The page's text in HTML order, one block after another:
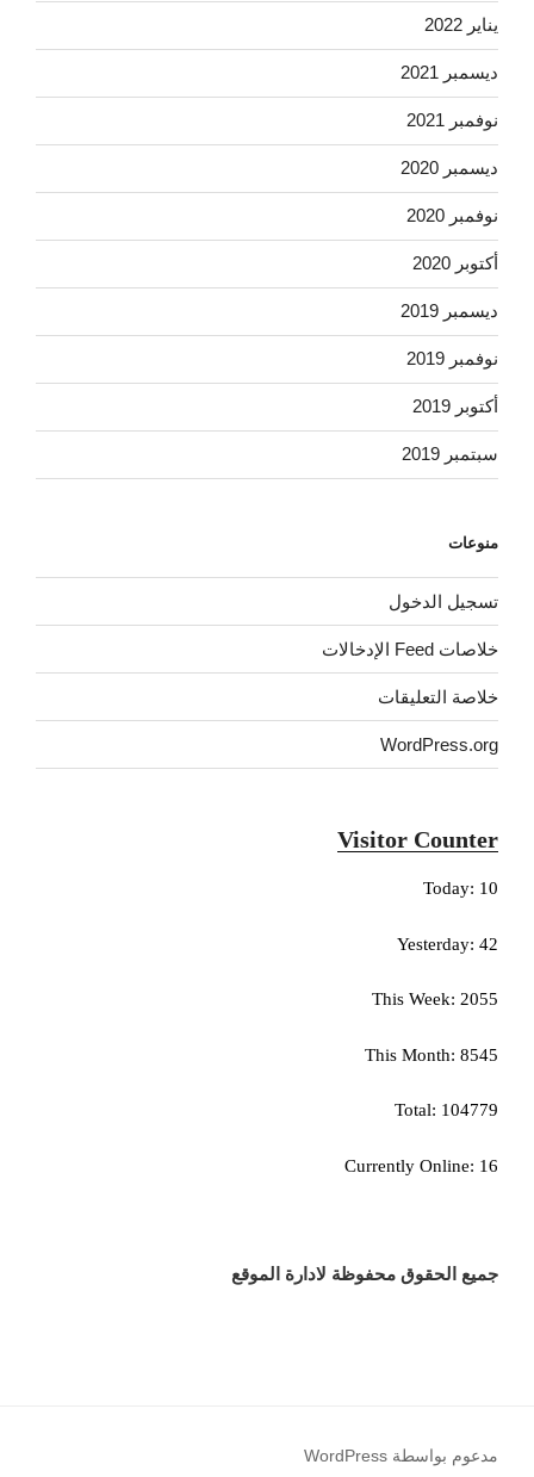
يناير 2022
ديسمبر 2021
نوفمبر 2021
ديسمبر 2020
نوفمبر 2020
أكتوبر 2020
ديسمبر 2019
نوفمبر 2019
أكتوبر 2019
سبتمبر 2019
منوعات
تسجيل الدخول
خلاصات Feed الإدخالات
خلاصة التعليقات
WordPress.org
Visitor Counter
Today: 10
Yesterday: 42
This Week: 2055
This Month: 8545
Total: 104779
Currently Online: 16
جميع الحقوق محفوظة لادارة الموقع
مدعوم بواسطة WordPress